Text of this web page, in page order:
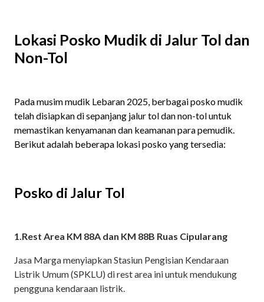
Lokasi Posko Mudik di Jalur Tol dan
Non-Tol
Pada musim mudik Lebaran 2025, berbagai posko mudik
telah disiapkan di sepanjang jalur tol dan non-tol untuk
memastikan kenyamanan dan keamanan para pemudik.
Berikut adalah beberapa lokasi posko yang tersedia:​
Posko di Jalur Tol
1.Rest Area KM 88A dan KM 88B Ruas Cipularang
Jasa Marga menyiapkan Stasiun Pengisian Kendaraan
Listrik Umum (SPKLU) di rest area ini untuk mendukung
pengguna kendaraan listrik.